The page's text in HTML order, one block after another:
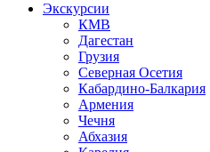
Экскурсии
КМВ
Дагестан
Грузия
Северная Осетия
Кабардино-Балкария
Армения
Чечня
Абхазия